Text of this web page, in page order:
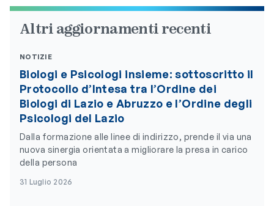
Altri aggiornamenti recenti
NOTIZIE
Biologi e Psicologi insieme: sottoscritto il
Protocollo d’Intesa tra l’Ordine dei
Biologi di Lazio e Abruzzo e l’Ordine degli
Psicologi del Lazio
Dalla formazione alle linee di indirizzo, prende il via una
nuova sinergia orientata a migliorare la presa in carico
della persona
31 Luglio 2026